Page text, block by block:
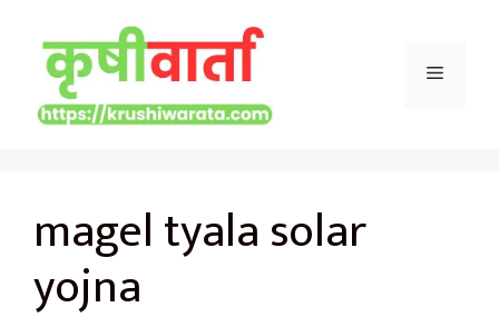
content
Menu
magel tyala solar
yojna